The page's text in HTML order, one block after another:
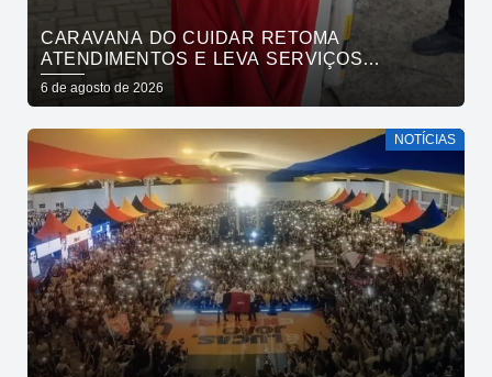
CARAVANA DO CUIDAR RETOMA
ATENDIMENTOS E LEVA SERVIÇOS
GRATUITOS AO BAIRRO DE OITIZEIRO
NESTA SEXTA-FEIRA
6 de agosto de 2026
NOTÍCIAS